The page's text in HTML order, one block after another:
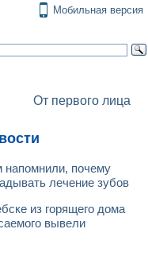
Мобильная версия
От первого лица
напомнили, почему
лечение зубов
из горящего дома
вывели